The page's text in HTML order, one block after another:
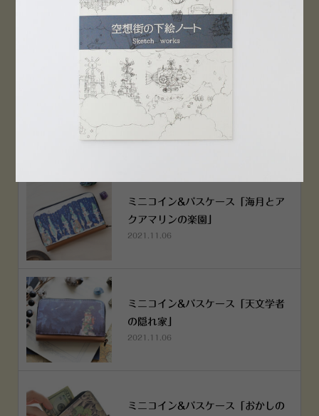
PEN！
2022.12.05
空想街雑貨店《吉祥寺本店》４月２
５日OPEN!
2022.03.29
ミニコイン&パスケース「海月とア
クアマリンの楽園」
2021.11.06
ミニコイン&パスケース「天文学者
の隠れ家」
2021.11.06
ミニコイン&パスケース「おかしの